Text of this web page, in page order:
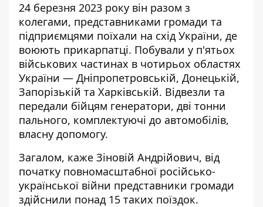
24 березня 2023 року він разом з
колегами, представниками громади та
підприємцями поїхали на схід України, де
воюють прикарпатці. Побували у п'ятьох
військових частинах в чотирьох областях
України — Дніпропетровській, Донецькій,
Запорізькій та Харківській. Відвезли та
передали бійцям генератори, дві тонни
пального, комплектуючі до автомобілів,
власну допомогу.
Загалом, каже Зіновій Андрійович, від
початку повномасштабної російсько-
української війни представники громади
здійснили понад 15 таких поїздок.